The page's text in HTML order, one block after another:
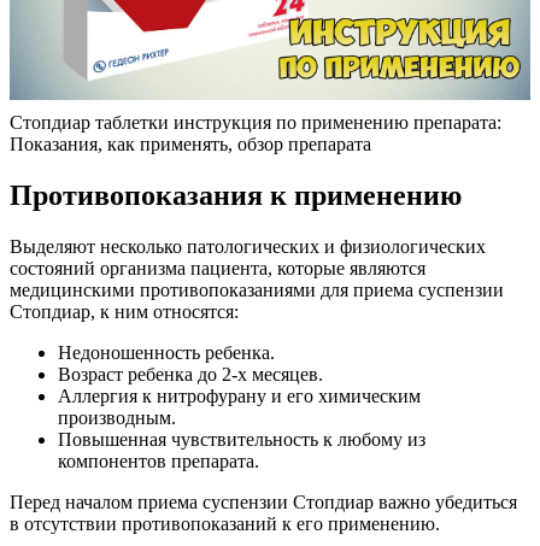
Стопдиар таблетки инструкция по применению препарата:
Показания, как применять, обзор препарата
Противопоказания к применению
Выделяют несколько патологических и физиологических
состояний организма пациента, которые являются
медицинскими противопоказаниями для приема суспензии
Стопдиар, к ним относятся:
Недоношенность ребенка.
Возраст ребенка до 2-х месяцев.
Аллергия к нитрофурану и его химическим
производным.
Повышенная чувствительность к любому из
компонентов препарата.
Перед началом приема суспензии Стопдиар важно убедиться
в отсутствии противопоказаний к его применению.